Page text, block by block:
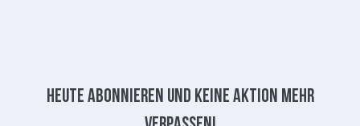
Heute abonnieren und keine aktion mehr